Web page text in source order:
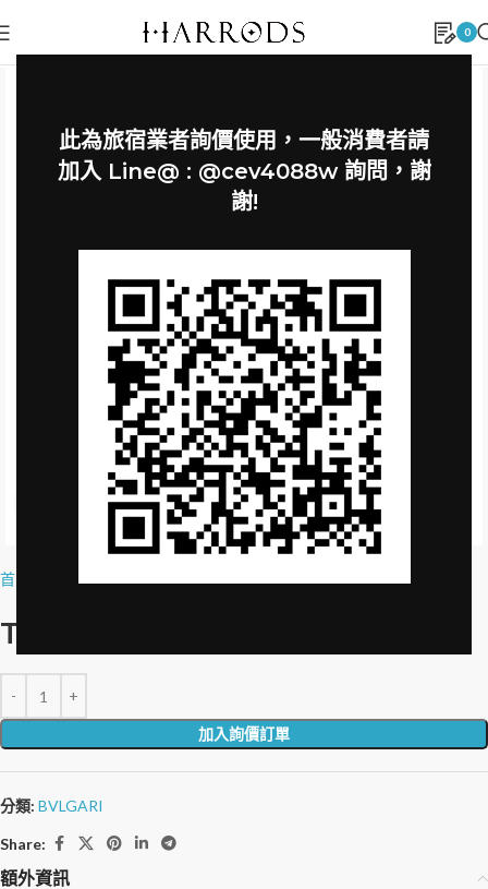
此為旅宿業者詢價使用，一般消費者請
加入 Line@ : @cev4088w 詢問，謝
謝!
0
Click to enlarge
首頁
Travel Care 潤膚乳-30ml
加入詢價訂單
分類: BVLGARI
Share:
額外資訊